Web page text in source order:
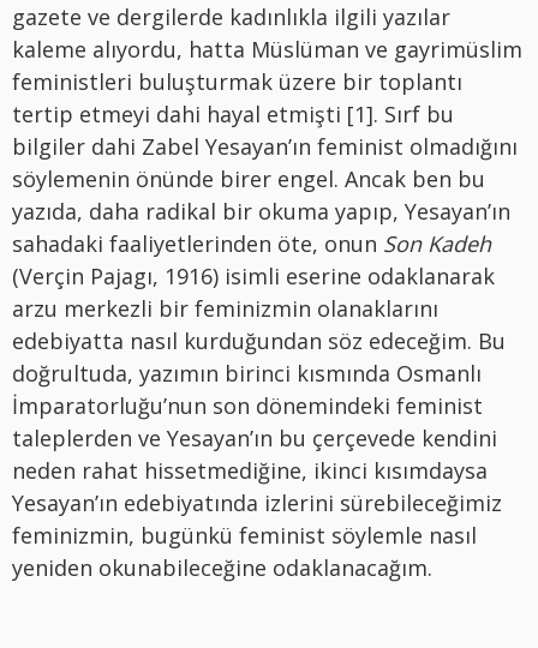
gazete ve dergilerde kadınlıkla ilgili yazılar
kaleme alıyordu, hatta Müslüman ve gayrimüslim
feministleri buluşturmak üzere bir toplantı
tertip etmeyi dahi hayal etmişti [1]. Sırf bu
bilgiler dahi Zabel Yesayan’ın feminist olmadığını
söylemenin önünde birer engel. Ancak ben bu
yazıda, daha radikal bir okuma yapıp, Yesayan’ın
sahadaki faaliyetlerinden öte, onun Son Kadeh
(Verçin Pajagı, 1916) isimli eserine odaklanarak
arzu merkezli bir feminizmin olanaklarını
edebiyatta nasıl kurduğundan söz edeceğim. Bu
doğrultuda, yazımın birinci kısmında Osmanlı
İmparatorluğu’nun son dönemindeki feminist
taleplerden ve Yesayan’ın bu çerçevede kendini
neden rahat hissetmediğine, ikinci kısımdaysa
Yesayan’ın edebiyatında izlerini sürebileceğimiz
feminizmin, bugünkü feminist söylemle nasıl
yeniden okunabileceğine odaklanacağım.